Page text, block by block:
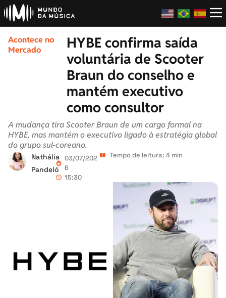
Acontece no
Mercado
HYBE confirma saída
voluntária de Scooter
Braun do conselho e
mantém executivo
como consultor
A mudança tira Scooter Braun de um cargo formal na
HYBE, mas mantém o executivo ligado à estratégia global
do grupo sul-coreano.
Nathália
Pandeló
03/07/202
6
15:30
Tempo de leitura: 4 min